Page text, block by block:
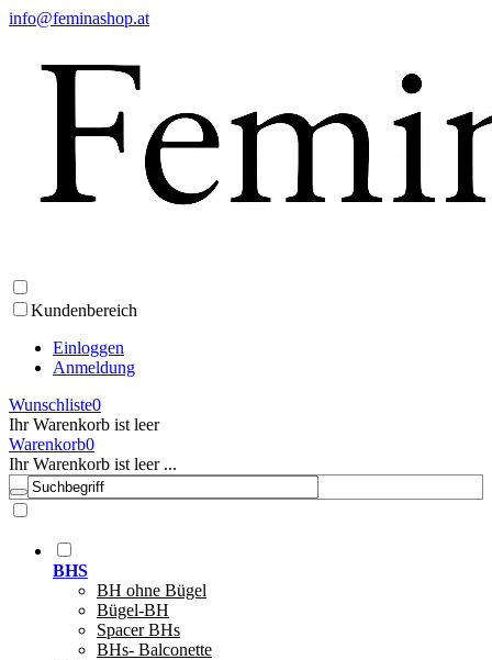
info@feminashop.at
Kundenbereich
Einloggen
Anmeldung
Wunschliste0
Ihr Warenkorb ist leer
Warenkorb0
Ihr Warenkorb ist leer ...
BHS
BH ohne Bügel
Bügel-BH
Spacer BHs
BHs- Balconette